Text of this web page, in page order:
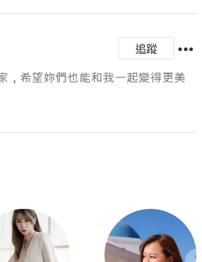
追蹤
, 希望妳們也能和我一起變得更美